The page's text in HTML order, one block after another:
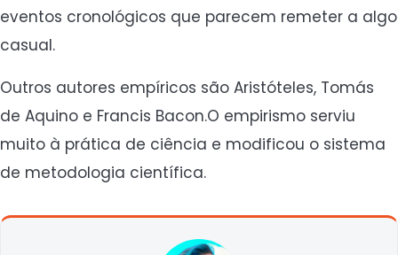
eventos cronológicos que parecem remeter a algo
casual.
Outros autores empíricos são Aristóteles, Tomás
de Aquino e Francis Bacon.O empirismo serviu
muito à prática de ciência e modificou o sistema
de metodologia científica.